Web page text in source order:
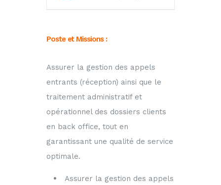
Poste et Missions :
Assurer la gestion des appels
entrants (réception) ainsi que le
traitement administratif et
opérationnel des dossiers clients
en back office, tout en
garantissant une qualité de service
optimale.
Assurer la gestion des appels